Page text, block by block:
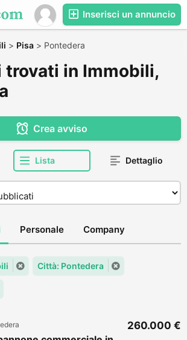
Inserisci un annuncio
> Pisa > Pontedera
in Immobili,
Crea avviso
Lista Dettaglio
Personale Company
Città: Pontedera
260.000 €